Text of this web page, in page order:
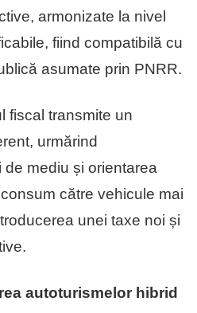
armonizate la nivel
fiind compatibilă cu
asumate prin PNRR.
fiscal transmite un
urmărind
mediu și orientarea
către vehicule mai
unei taxe noi și
autoturismelor hibrid